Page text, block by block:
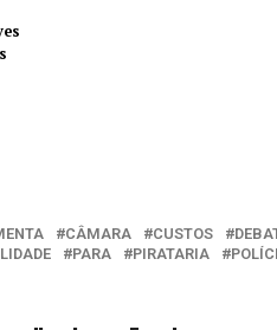
CÂMARA CUSTOS
PARA PIRATARIA